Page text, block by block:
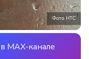
Фото НТС
MAX-канале